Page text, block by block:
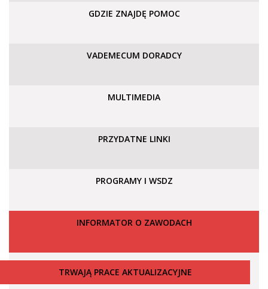
GDZIE ZNAJDĘ POMOC
VADEMECUM DORADCY
MULTIMEDIA
PRZYDATNE LINKI
PROGRAMY I WSDZ
INFORMATOR O ZAWODACH
TRWAJĄ PRACE AKTUALIZACYJNE